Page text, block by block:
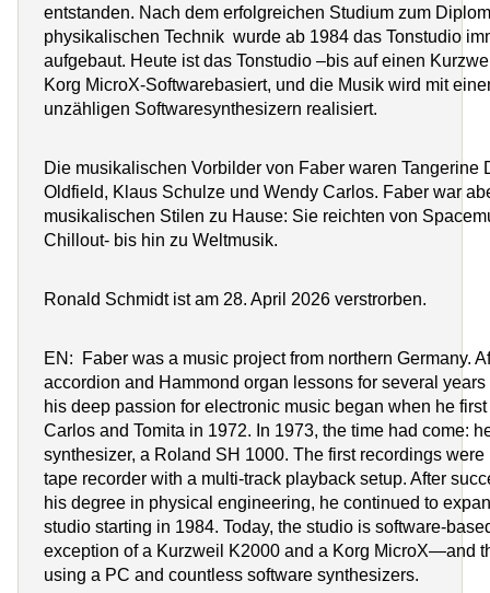
entstanden. Nach dem erfolgreichen Studium zum
physikalischen Technik wurde ab 1984 das Tonstudio
aufgebaut. Heute ist das Tonstudio –bis auf einen
Korg MicroX-Softwarebasiert, und die Musik wird mit
unzähligen Softwaresynthesizern realisiert.
Die musikalischen Vorbilder von Faber waren Tangerine
Oldfield, Klaus Schulze und Wendy Carlos. Faber war
musikalischen Stilen zu Hause: Sie reichten von
Chillout- bis hin zu Weltmusik.
Ronald Schmidt ist am 28. April 2026 verstrorben.
EN: Faber was a music project from northern Germany.
accordion and Hammond organ lessons for several
his deep passion for electronic music began when he
Carlos and Tomita in 1972. In 1973, the time had come:
synthesizer, a Roland SH 1000. The first recordings
tape recorder with a multi-track playback setup. After
his degree in physical engineering, he continued to
studio starting in 1984. Today, the studio is software-
exception of a Kurzweil K2000 and a Korg MicroX—and
using a PC and countless software synthesizers.